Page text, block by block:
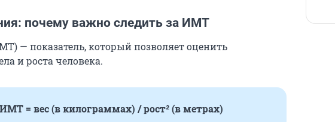
почему важно следить за ИМТ
— показатель, который позволяет оценить
и роста человека.
= вес (в килограммах) / рост² (в метрах)